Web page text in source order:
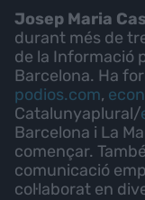
Josep Maria
durant més de
de la Informació
Barcelona. Ha
podios.com,
Catalunyaplural/
Barcelona i La
començar.
comunicació
col·laborat en